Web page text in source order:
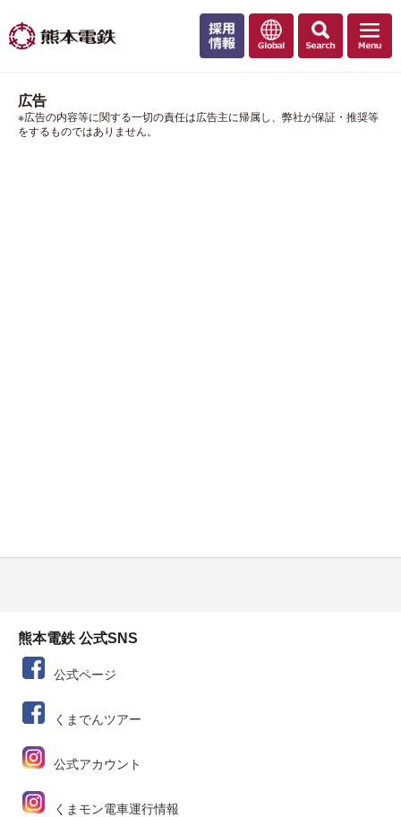
広告
※広告の内容等に関する一切の責任は広告主に帰属し、弊社が保証・推奨等
をするものではありません。
熊本電鉄 公式SNS
公式ページ
くまでんツアー
公式アカウント
くまモン電車運行情報